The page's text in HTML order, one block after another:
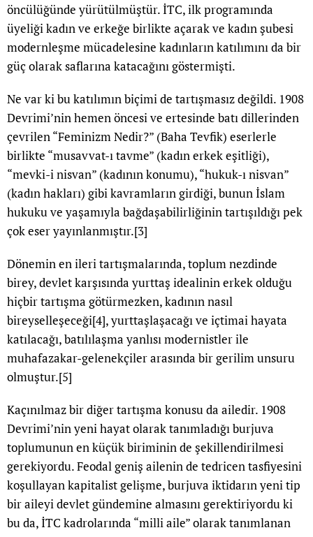
öncülüğünde yürütülmüştür. İTC, ilk programında
üyeliği kadın ve erkeğe birlikte açarak ve kadın şubesi
modernleşme mücadelesine kadınların katılımını da bir
güç olarak saflarına katacağını göstermişti.
Ne var ki bu katılımın biçimi de tartışmasız değildi. 1908
Devrimi’nin hemen öncesi ve ertesinde batı dillerinden
çevrilen “Feminizm Nedir?” (Baha Tevfik) eserlerle
birlikte “musavvat-ı tavme” (kadın erkek eşitliği),
“mevki-i nisvan” (kadının konumu), “hukuk-ı nisvan”
(kadın hakları) gibi kavramların girdiği, bunun İslam
hukuku ve yaşamıyla bağdaşabilirliğinin tartışıldığı pek
çok eser yayınlanmıştır.[3]
Dönemin en ileri tartışmalarında, toplum nezdinde
birey, devlet karşısında yurttaş idealinin erkek olduğu
hiçbir tartışma götürmezken, kadının nasıl
bireyselleşeceği[4], yurttaşlaşacağı ve içtimai hayata
katılacağı, batılılaşma yanlısı modernistler ile
muhafazakar-gelenekçiler arasında bir gerilim unsuru
olmuştur.[5]
Kaçınılmaz bir diğer tartışma konusu da ailedir. 1908
Devrimi’nin yeni hayat olarak tanımladığı burjuva
toplumunun en küçük biriminin de şekillendirilmesi
gerekiyordu. Feodal geniş ailenin de tedricen tasfiyesini
koşullayan kapitalist gelişme, burjuva iktidarın yeni tip
bir aileyi devlet gündemine almasını gerektiriyordu ki
bu da, İTC kadrolarında “milli aile” olarak tanımlanan